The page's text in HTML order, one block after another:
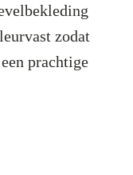
zodat
prachtige